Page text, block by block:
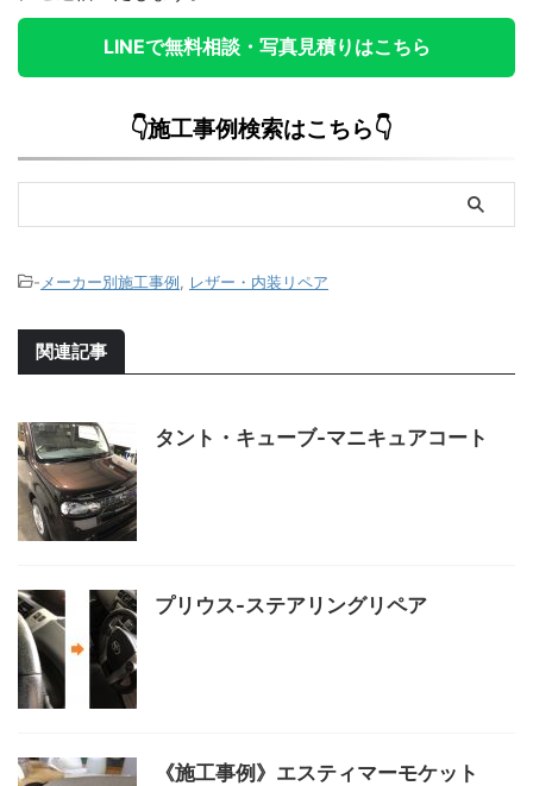
LINEで無料相談・写真見積りはこちら
👇施工事例検索はこちら👇
- メーカー別施工事例 レザー・内装リペア
関連記事
タント・キューブ-マニキュアコート
プリウス-ステアリングリペア
《施工事例》エスティマーモケット